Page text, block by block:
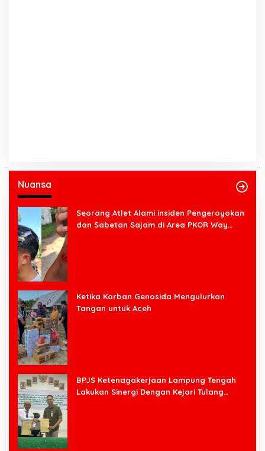
Nuansa
Seorang Atlet Alami insiden Pengeroyokan
dan Sabetan Sajam di Area PKOR Way
Ketika Korban Genosida Mengulurkan
Tangan untuk Aceh
BPJS Ketenagakerjaan Lampung Tengah
Lakukan Sinergi Dengan Kejari Tulang